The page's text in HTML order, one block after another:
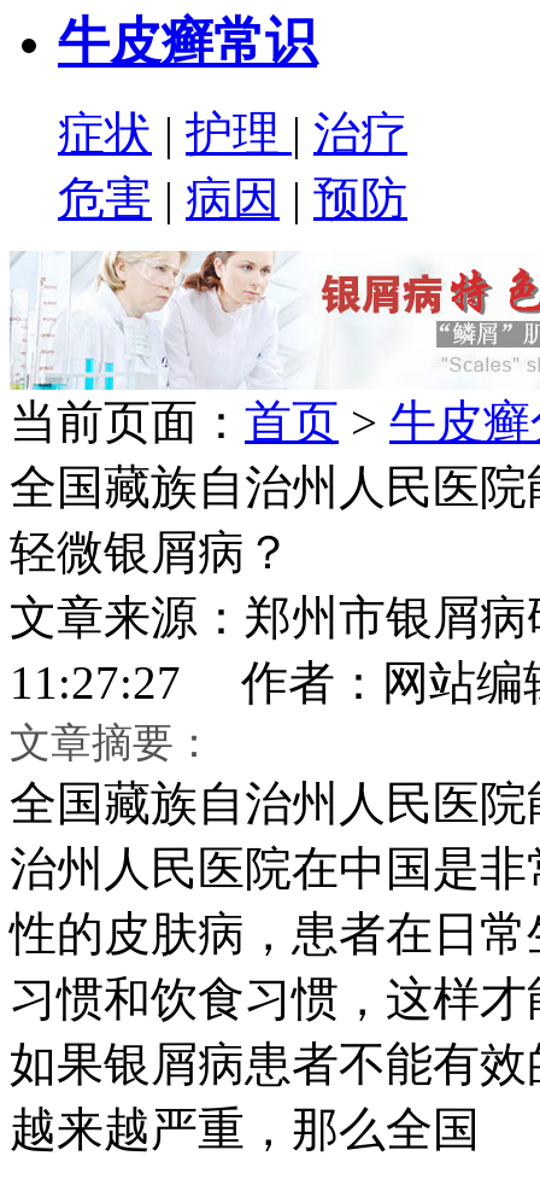
牛皮癣常识
症状 | 护理 | 治疗
危害 | 病因 | 预防
当前页面： 首页 > 牛皮
全国藏族自治州人民医
轻微银屑病？
文章来源：郑州市银屑
11:27:27 作者：网站编
文章摘要：
全国藏族自治州人民医
治州人民医院在中国是
性的皮肤病，患者在日
习惯和饮食习惯，这样
如果银屑病患者不能有
越来越严重，那么全国